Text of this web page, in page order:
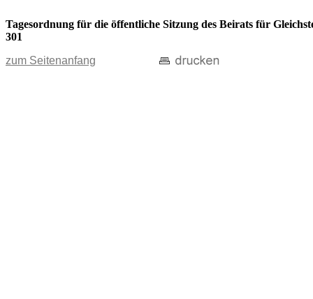
Tagesordnung für die öffentliche Sitzung des Beirats für
301
zum Seitenanfang